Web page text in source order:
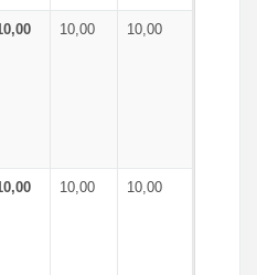
10,00 10,00
10,00 10,00